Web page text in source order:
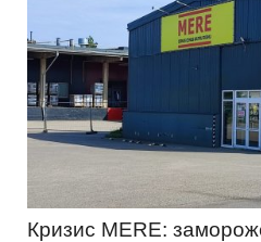
Кризис MERE: